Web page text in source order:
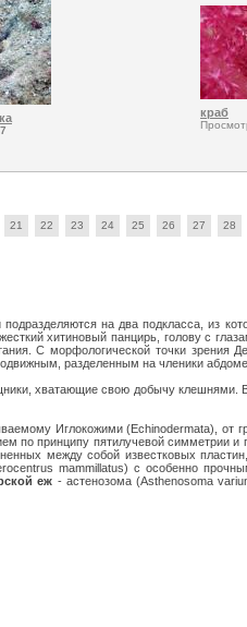
краб
21 22 23 24 25 26 27 28
на два подкласса, из
хитиновый панцирь, голову с
С морфологической точки зрения
разделенным на членики
хватающие свою добычу
Иглокожими (Echinodermata), от
по принципу пятилучевой симметрии и
между собой известковых
mammillatus) с особенно
еж - астенозома (Asthenosoma